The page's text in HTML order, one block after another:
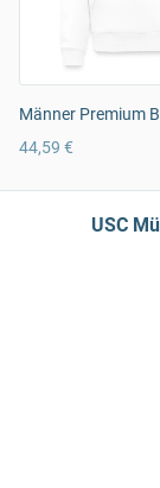
Männer Premium
44,59 €
USC